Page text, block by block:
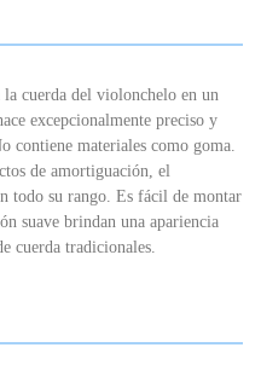
cuerda del violonchelo en un
excepcionalmente preciso y
contiene materiales como goma.
de amortiguación, el
todo su rango. Es fácil de montar
suave brindan una apariencia
cuerda tradicionales.